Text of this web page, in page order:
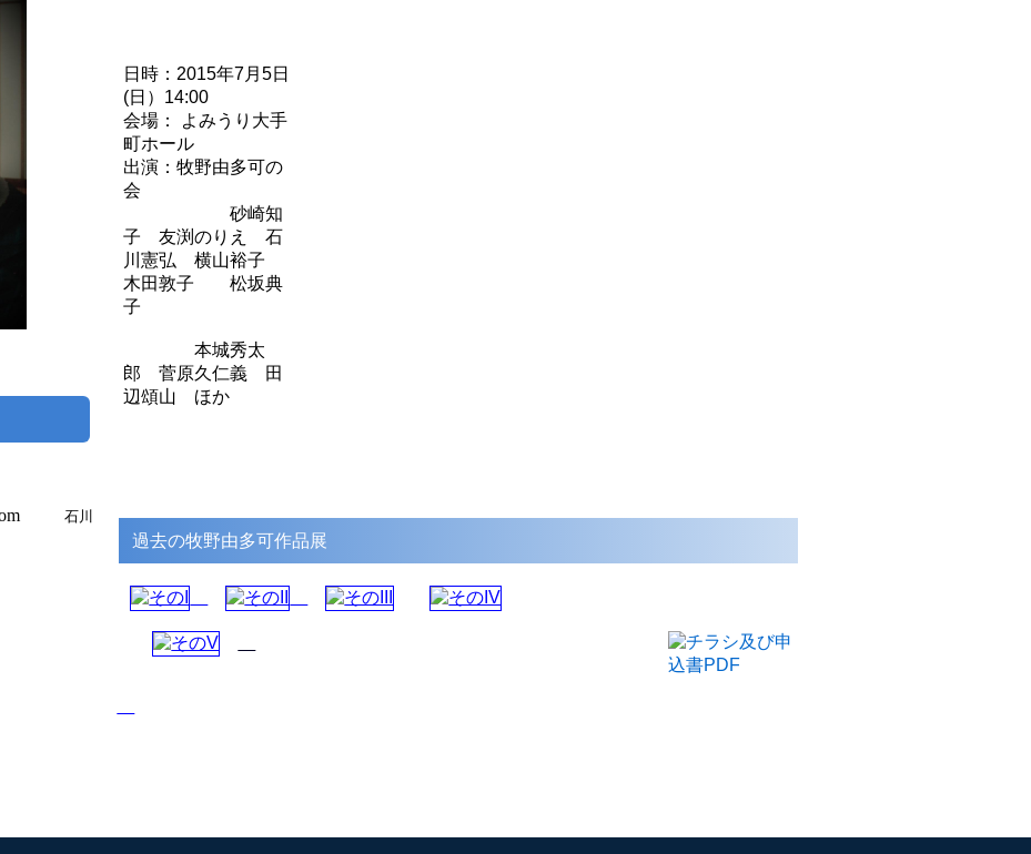
石川
日時：2015年7月5日
(日）14:00
会場： よみうり大手
町ホール
出演：牧野由多可の
会
砂崎知
子 友渕のりえ 石
川憲弘横山裕子
木田敦子松坂典
子
本城秀太
郎 菅原久仁義 田
辺頌山 ほか
過去の牧野由多可作品展